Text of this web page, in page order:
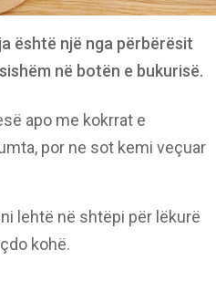
është një nga përbërësit
në botën e bukurisë.
apo me kokrrat e
por ne sot kemi veçuar
lehtë në shtëpi për lëkurë
kohë.